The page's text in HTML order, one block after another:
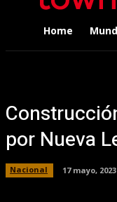
Home
por Nueva
Nacional 17 mayo, 2023